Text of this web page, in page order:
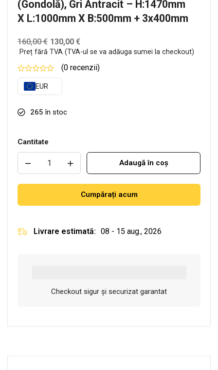
(gondolă), Gri Antracit – H:1470mm
X L:1000mm X B:500mm + 3x400mm
160,00€ 130,00 €
Preț fără TVA (TVA-ul se va adăuga sumei la checkout)
(0 recenzii)
EUR
265 în stoc
Cantitate
Adaugă în coș
Cumpărați acum
Livrare estimată: 08 - 15 aug., 2026
Checkout sigur și securizat garantat